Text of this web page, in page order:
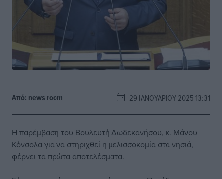
Από: news room 29 ΙΑΝΟΥΑΡΊΟΥ 2025 13:31
Η παρέμβαση του Βουλευτή Δωδεκανήσου, κ. Μάνου
Κόνσολα για να στηριχθεί η μελισσοκομία στα νησιά,
φέρνει τα πρώτα αποτελέσματα.